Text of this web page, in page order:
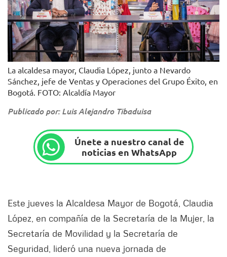
La alcaldesa mayor, Claudia López, junto a Nevardo
Sánchez, jefe de Ventas y Operaciones del Grupo Éxito, en
Bogotá. FOTO: Alcaldía Mayor
Publicado por: Luis Alejandro Tibaduisa
Únete a nuestro canal de
noticias en WhatsApp
Este jueves la Alcaldesa Mayor de Bogotá, Claudia
López, en compañía de la Secretaría de la Mujer, la
Secretaría de Movilidad y la Secretaría de
Seguridad, lideró una nueva jornada de